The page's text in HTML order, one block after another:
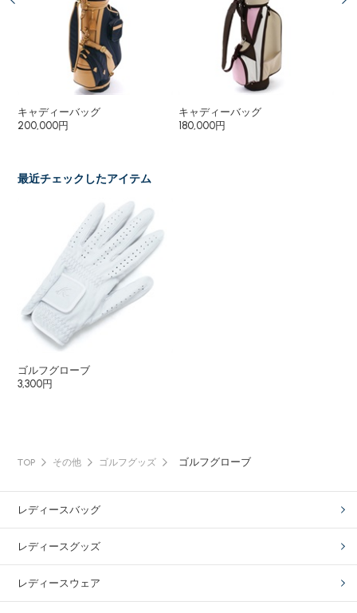
キャディーバッグ
200,000円
キャディーバッグ
180,000円
最近チェックしたアイテム
ゴルフグローブ
3,300円
TOP その他 ゴルフグッズ ゴルフグローブ
レディースバッグ
レディースグッズ
レディースウェア